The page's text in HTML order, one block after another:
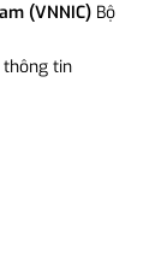
(VNNIC) Bộ
tin